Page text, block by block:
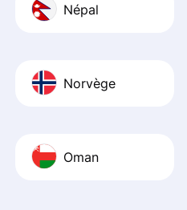
Népal
Norvège
Oman